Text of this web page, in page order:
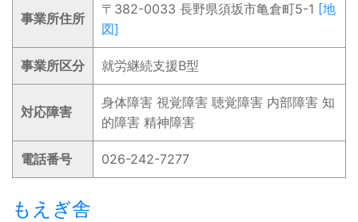
事業所住所
〒382-0033 長野県須坂市亀倉町5-1 [地
図]
事業所区分 就労継続支援B型
対応障害
身体障害 視覚障害 聴覚障害 内部障害 知
的障害 精神障害
電話番号 026-242-7277
もえぎ舎